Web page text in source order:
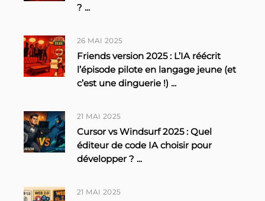
? ...
26 MAI 2025
Friends version 2025 : L’IA réécrit
l’épisode pilote en langage jeune (et
c’est une dinguerie !) ...
21 MAI 2025
Cursor vs Windsurf 2025 : Quel
éditeur de code IA choisir pour
développer ? ...
21 MAI 2025